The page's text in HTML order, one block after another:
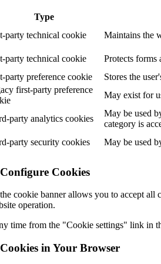
Type
party technical cookie Maintains the
party technical cookie Protects forms
party preference cookie Stores the
first-party preference
May exist for
party analytics cookies
May be used
category is
party security cookies May be used
Cookies
cookie banner allows you to accept all
operation.
time from the "Cookie settings" link in
in Your Browser